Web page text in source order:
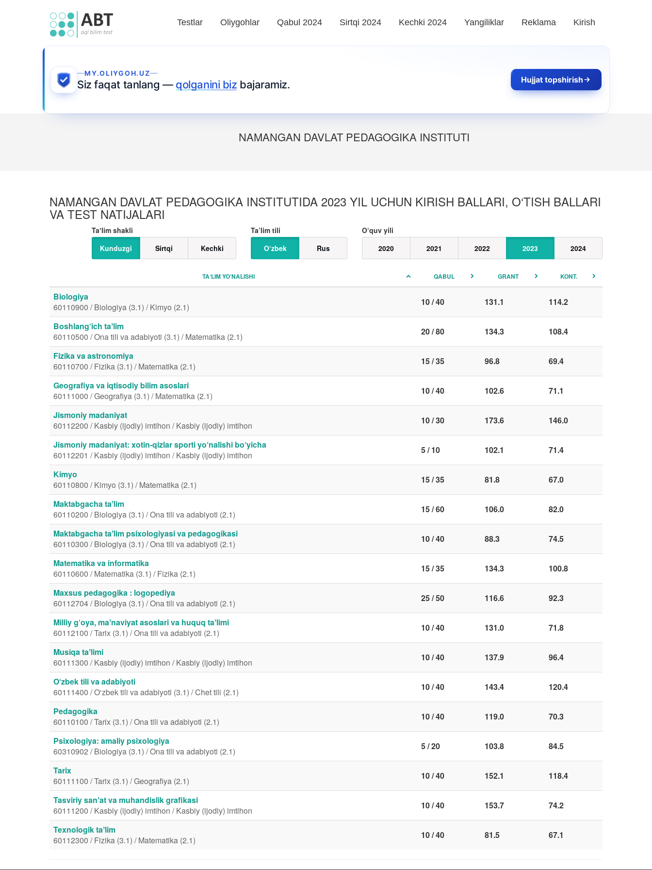
Testlar Oliygohlar Qabul 2024 Sirtqi 2024 Kechki 2024 Yangiliklar Reklama Kirish
MY.OLIYGOH.UZ
Siz faqat tanlang — qolganini biz bajaramiz. Hujjat topshirish
NAMANGAN DAVLAT PEDAGOGIKA INSTITUTI
NAMANGAN DAVLAT PEDAGOGIKA INSTITUTIDA 2023 YIL UCHUN KIRISH BALLARI, O‘TISH BALLARI
VA TEST NATIJALARI
O‘quv yili
2020
2021 2022 2023 2024
Ta’lim tili
O‘zbek
Rus
Taʼlim shakli
Kunduzgi
Sirtqi Kechki
TAʼLIM YO‘NALISHI QABUL GRANT KONT.
Biologiya
60110900 / Biologiya (3.1) / Kimyo (2.1)
10 / 40 131.1 114.2
Boshlang‘ich taʼlim
60110500 / Ona tili va adabiyoti (3.1) / Matematika (2.1)
20 / 80 134.3 108.4
Fizika va astronomiya
60110700 / Fizika (3.1) / Matematika (2.1)
15 / 35 96.8 69.4
Geografiya va iqtisodiy bilim asoslari
60111000 / Geografiya (3.1) / Matematika (2.1)
10 / 40 102.6 71.1
Jismoniy madaniyat
60112200 / Kasbiy (ijodiy) imtihon / Kasbiy (ijodiy) imtihon
10 / 30 173.6 146.0
Jismoniy madaniyat: xotin-qizlar sporti yo‘nalishi bo‘yicha
60112201 / Kasbiy (ijodiy) imtihon / Kasbiy (ijodiy) imtihon
5 / 10 102.1 71.4
Kimyo
60110800 / Kimyo (3.1) / Matematika (2.1)
15 / 35 81.8 67.0
Maktabgacha taʼlim
60110200 / Biologiya (3.1) / Ona tili va adabiyoti (2.1)
15 / 60 106.0 82.0
Maktabgacha taʼlim psixologiyasi va pedagogikasi
60110300 / Biologiya (3.1) / Ona tili va adabiyoti (2.1)
10 / 40 88.3 74.5
Matematika va informatika
60110600 / Matematika (3.1) / Fizika (2.1)
15 / 35 134.3 100.8
Maxsus pedagogika : logopediya
60112704 / Biologiya (3.1) / Ona tili va adabiyoti (2.1)
25 / 50 116.6 92.3
Milliy g‘oya, maʼnaviyat asoslari va huquq taʼlimi
60112100 / Tarix (3.1) / Ona tili va adabiyoti (2.1)
10 / 40 131.0 71.8
Musiqa taʼlimi
60111300 / Kasbiy (ijodiy) imtihon / Kasbiy (ijodiy) imtihon
10 / 40 137.9 96.4
O‘zbek tili va adabiyoti
60111400 / O‘zbek tili va adabiyoti (3.1) / Chet tili (2.1)
10 / 40 143.4 120.4
Pedagogika
60110100 / Tarix (3.1) / Ona tili va adabiyoti (2.1)
10 / 40 119.0 70.3
Psixologiya: amaliy psixologiya
60310902 / Biologiya (3.1) / Ona tili va adabiyoti (2.1)
5 / 20 103.8 84.5
Tarix
60111100 / Tarix (3.1) / Geografiya (2.1)
10 / 40 152.1 118.4
Tasviriy sanʼat va muhandislik grafikasi
60111200 / Kasbiy (ijodiy) imtihon / Kasbiy (ijodiy) imtihon
10 / 40 153.7 74.2
Texnologik taʼlim
60112300 / Fizika (3.1) / Matematika (2.1)
10 / 40 81.5 67.1